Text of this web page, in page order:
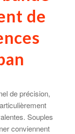
de
de précision,
Souples
conviennent